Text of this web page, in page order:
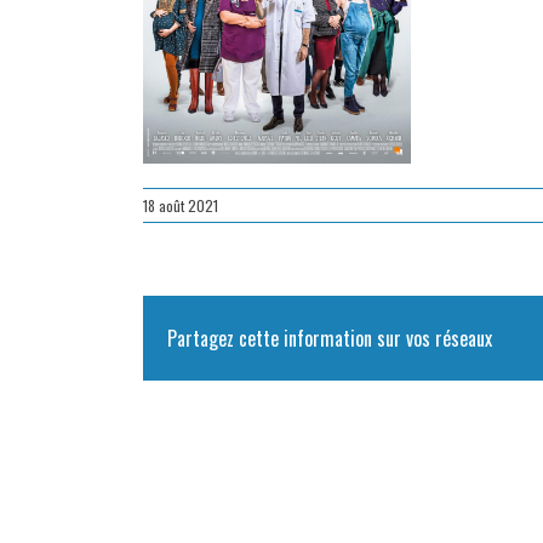
18 août 2021
Partagez cette information sur vos réseaux